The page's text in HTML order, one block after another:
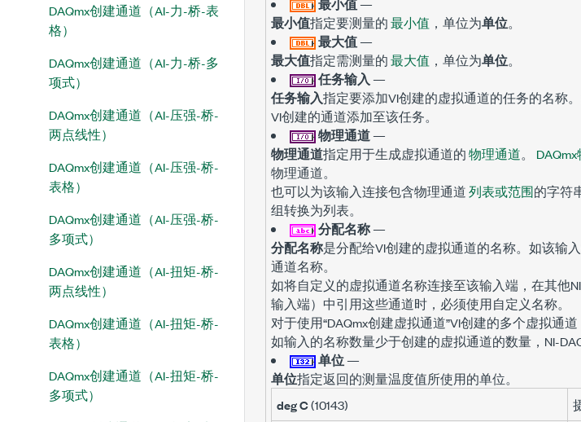
DAQmx创建通道（AI-力-桥-表
格）
DAQmx创建通道（AI-力-桥-多
项式）
DAQmx创建通道（AI-压强-桥-
两点线性）
DAQmx创建通道（AI-压强-桥-
表格）
DAQmx创建通道（AI-压强-桥-
多项式）
DAQmx创建通道（AI-扭矩-桥-
两点线性）
DAQmx创建通道（AI-扭矩-桥-
表格）
DAQmx创建通道（AI-扭矩-桥-
多项式）
最小值—
最小值指定要测量的最小值 ，单位为单位。
最大值—
最大值指定需测量的最大值 ，单位为单位。
任务输入 —
任务输入指定要添加VI创建的虚拟通道的任务的名称
VI创建的通道添加至该任务。
物理通道—
物理通道指定用于生成虚拟通道的物理通道。
物理通道。
也可以为该输入连接包含物理通道列表或范围的字符
组转换为列表。
分配名称—
分配名称是分配给VI创建的虚拟通道的名称。如该输
通道名称。
如将自定义的虚拟通道名称连接至该输入端，在其他
输入端）中引用这些通道时，必须使用自定义名称。
对于使用“DAQmx创建虚拟通道”VI创建的多个虚拟通
如输入的名称数量少于创建的虚拟通道的数量，NI-
单位—
单位指定返回的测量温度值所使用的单位。
deg C(10143)